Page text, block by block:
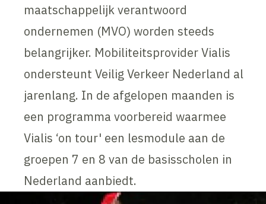
maatschappelijk verantwoord
ondernemen (MVO) worden steeds
belangrijker. Mobiliteitsprovider Vialis
ondersteunt Veilig Verkeer Nederland al
jarenlang. In de afgelopen maanden is
een programma voorbereid waarmee
Vialis ‘on tour' een lesmodule aan de
groepen 7 en 8 van de basisscholen in
Nederland aanbiedt.